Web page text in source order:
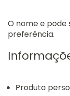
O nome e pode
preferência.
Produto